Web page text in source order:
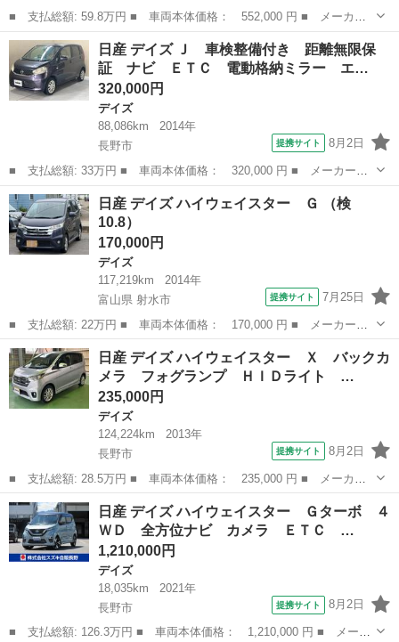
■ 支払総額: 59.8万円 ■ 車両本体価格： 552,000 円 ■ メーカー
名： 日産 ■ 車種名： デイズルークス ■ グレード名： ハイウ
ェイスター Ｘ Ｇパッケージ 純正ナビ ＴＶ ＥＴＣ アラウン
ドビューモニ...
長野 上伊那郡 デイズ
日産 デイズ Ｊ 車検整備付き 距離無限保
証 ナビ ＥＴＣ 電動格納ミラー エ…
320,000円
デイズ
88,086km
2014年
長野市
提携サイト 8月2日
■ 支払総額: 33万円 ■ 車両本体価格： 320,000 円 ■ メーカー
名： 日産 ■ 車種名： デイズ ■ グレード名： Ｊ 車検整備付
き 距離無限保証 ナビ ＥＴＣ 電動格納ミラー エアコン パワ
ステ ベンチシー...
長野 長野市 デイズ
日産 デイズ ハイウェイスター Ｇ （検
10.8）
170,000円
デイズ
117,219km
2014年
富山県 射水市
提携サイト 7月25日
■ 支払総額: 22万円 ■ 車両本体価格： 170,000 円 ■ メーカー
名： 日産 ■ 車種名： デイズ ■ グレード名： ハイウェイスタ
ー Ｇ ■ 排気量： 660cc ■ ドア枚数： 5D ■ ミッション：
CV...
富山 射水市 デイズ
日産 デイズ ハイウェイスター Ｘ バックカ
メラ フォグランプ ＨＩＤライト …
235,000円
デイズ
124,224km
2013年
長野市
提携サイト 8月2日
■ 支払総額: 28.5万円 ■ 車両本体価格： 235,000 円 ■ メーカー
名： 日産 ■ 車種名： デイズ ■ グレード名： ハイウェイスタ
ー Ｘ バックカメラ フォグランプ ＨＩＤライト ベンチシー
ト オートエア...
長野 長野市 デイズ
日産 デイズ ハイウェイスター Ｇターボ ４
ＷＤ 全方位ナビ カメラ ＥＴＣ …
1,210,000円
デイズ
18,035km
2021年
長野市
提携サイト 8月2日
■ 支払総額: 126.3万円 ■ 車両本体価格： 1,210,000 円 ■ メーカ